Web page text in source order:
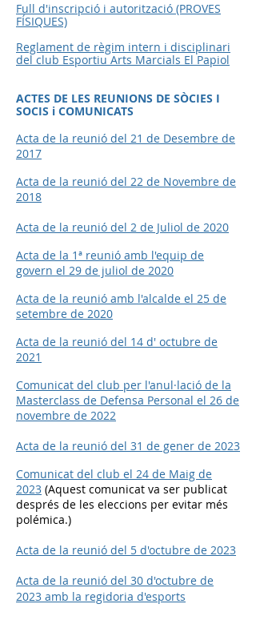
Full d'inscripció i autorització (PROVES
FÍSIQUES)
Reglament de règim intern i disciplinari
del club Esportiu Arts Marcials El Papiol
ACTES DE LES REUNIONS DE SÒCIES I
SOCIS i COMUNICATS
Acta de la reunió del 21 de Desembre de
2017
Acta de la reunió del 22 de Novembre de
2018
Acta de la reunió del 2 de Juliol de 2020
Acta de la 1ª reunió amb l'equip de
govern el 29 de juliol de 2020
Acta de la reunió amb l'alcalde el 25 de
setembre de 2020
Acta de la reunió del 14 d' octubre de
2021
Comunicat del club per l'anul·lació de la
Masterclass de Defensa Personal el 26 de
novembre de 2022
Acta de la reunió del 31 de gener de 2023
Comunicat del club el 24 de Maig de
2023 (Aquest comunicat va ser publicat
després de les eleccions per evitar més
polémica.)
Acta de la reunió del 5 d'octubre de 2023
Acta de la reunió del 30 d'octubre de
2023 amb la regidoria d'esports